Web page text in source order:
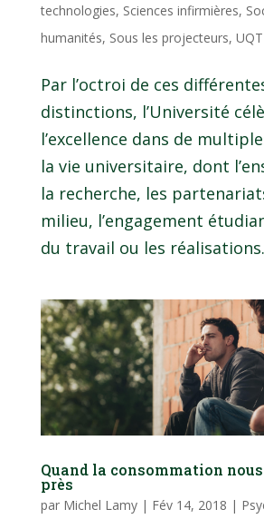
technologies, Sciences infirmières,
humanités, Sous les projecteurs,
Par l’octroi de ces
distinctions, l’Université
l’excellence dans de
la vie universitaire, dont
la recherche, les
milieu, l’engagement
du travail ou les
Quand la consommation
près
par Michel Lamy| Fév 14, 2018 |